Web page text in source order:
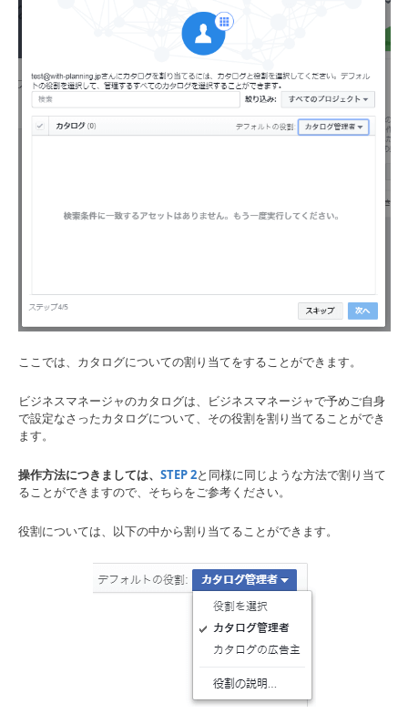
ここでは、カタログについての割り当てをすることができます。
ビジネスマネージャのカタログは、ビジネスマネージャで予めご自身
で設定なさったカタログについて、その役割を割り当てることができ
ます。
操作方法につきましては、 STEP 2と同様に同じような方法で割り当て
ることができますので、そちらをご参考ください。
役割については、以下の中から割り当てることができます。